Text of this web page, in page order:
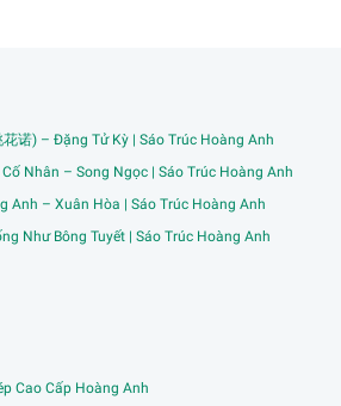
诺) – Đặng Tử Kỳ | Sáo Trúc Hoàng Anh
Nhân – Song Ngọc | Sáo Trúc Hoàng Anh
Anh – Xuân Hòa | Sáo Trúc Hoàng Anh
Như Bông Tuyết | Sáo Trúc Hoàng Anh
Cao Cấp Hoàng Anh